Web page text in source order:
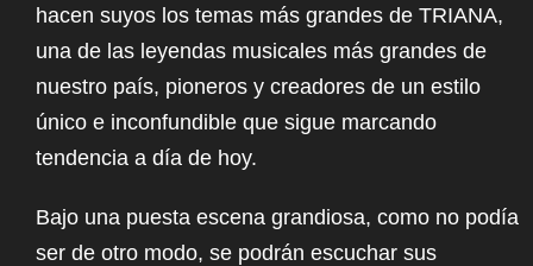
hacen suyos los temas más grandes de TRIANA,
una de las leyendas musicales más grandes de
nuestro país, pioneros y creadores de un estilo
único e inconfundible que sigue marcando
tendencia a día de hoy.
Bajo una puesta escena grandiosa, como no podía
ser de otro modo, se podrán escuchar sus